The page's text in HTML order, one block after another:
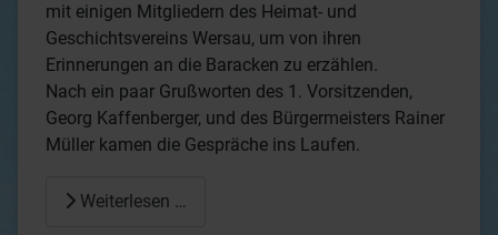
mit einigen Mitgliedern des Heimat- und
Geschichtsvereins Wersau, um von ihren
Erinnerungen an die Baracken zu erzählen.
Nach ein paar Grußworten des 1. Vorsitzenden,
Georg Kaffenberger, und des Bürgermeisters Rainer
Müller kamen die Gespräche ins Laufen.
Weiterlesen …